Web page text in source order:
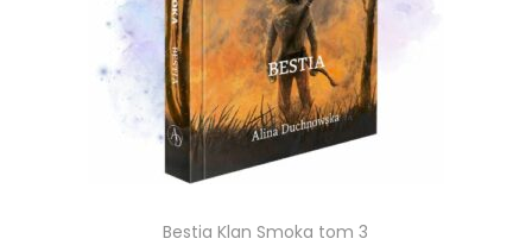
Bestia Klan Smoka tom 3